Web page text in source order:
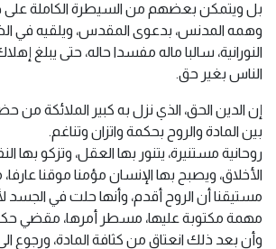
بل ويتمكن بعضهم من السيطرة الكاملة على
وهمه المدنس، بدعوى المقدس، ويلقيه في
النورانية، سالبا ماله مفسدا حاله، حتى يبلغ
الناس بغير حق.
إن الدين الحق، الذي نزل به كبير الملائكة من
بين المادة والروح بحكمة واتزان وتناغم.
روحانية مستنيرة، يتنور بها العقل، وتزكو بها
الأخلاق، ويصبح بها الإنسان مؤمنا موقنا
مستيقنا أن الروح أقدم، وأنها حلت في الجسد
مهمة مكتوبة عليها، مسطر أمرها، مقضي
وأن بعد ذلك انعتاق من كثافة المادة، ورجوع